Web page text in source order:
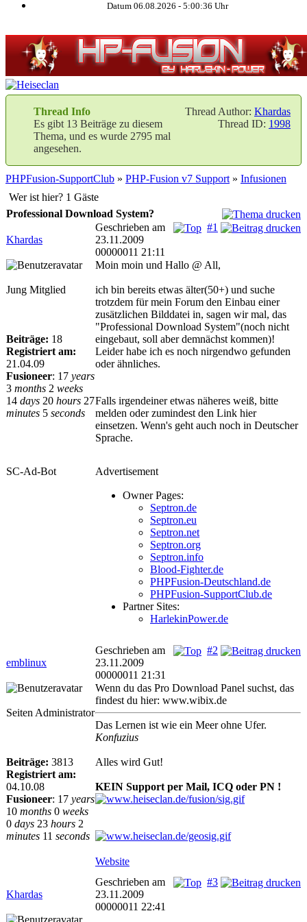
Datum 06.08.2026 - 5:00:37 Uhr
Thread Author: Khardas
Thread ID: 1998
Thread Info
Es gibt 13 Beiträge zu diesem
Thema, und es wurde 2795 mal
angesehen.
PHPFusion-SupportClub » PHP-Fusion v7 Support » Infusionen
Wer ist hier? 1 Gäste
Professional Download System?
Khardas
#1
Geschrieben am
23.11.2009
00000011 21:11
Jung Mitglied
Beiträge: 18
Registriert am:
21.04.09
Fusioneer: 17 years
3 months 2 weeks
14 days 20 hours 27
minutes 5 seconds
Moin moin und Hallo @ All,
ich bin bereits etwas älter(50+) und suche
trotzdem für mein Forum den Einbau einer
zusätzlichen Bilddatei in, sagen wir mal, das
"Professional Download System"(noch nicht
eingebaut, soll aber demnächst kommen)!
Leider habe ich es noch nirgendwo gefunden
oder ähnliches.
Falls irgendeiner etwas näheres weiß, bitte
melden oder zumindest den Link hier
einsetzen. Wenn's geht auch noch in Deutscher
Sprache.
SC-Ad-Bot Advertisement
Owner Pages:
Septron.de
Septron.eu
Septron.net
Septron.org
Septron.info
Blood-Fighter.de
PHPFusion-Deutschland.de
PHPFusion-SupportClub.de
Partner Sites:
HarlekinPower.de
emblinux
#2
Geschrieben am
23.11.2009
00000011 21:31
Seiten Administrator
Beiträge: 3813
Registriert am:
04.10.08
Fusioneer: 17 years
10 months 0 weeks
0 days 23 hours 2
minutes 11 seconds
Wenn du das Pro Download Panel suchst, das
findest du hier: www.wibix.de
Das Lernen ist wie ein Meer ohne Ufer.
Konfuzius
Alles wird Gut!
KEIN Support per Mail, ICQ oder PN !
Website
Khardas
#3
Geschrieben am
23.11.2009
00000011 22:41